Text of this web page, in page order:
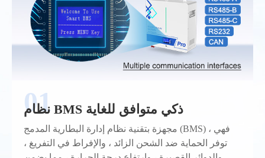
نظام BMS ذكي متوافق للغاية
مجهزة بتقنية نظام إدارة البطارية المدمج (BMS) ، فهي
توفر الحماية ضد الشحن الزائد ، والإفراط في التفريغ ،